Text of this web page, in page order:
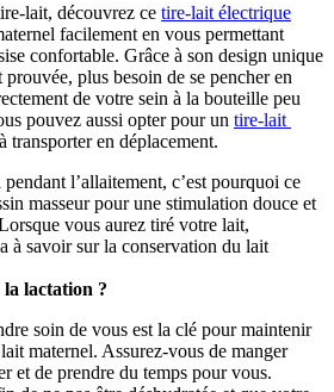
lait, découvrez ce tire-lait électrique
facilement en vous permettant
confortable. Grâce à son design unique
plus besoin de se pencher en
de votre sein à la bouteille peu
pouvez aussi opter pour un tire-lait
transporter en déplacement.
l’allaitement, c’est pourquoi ce
masseur pour une stimulation douce et
vous aurez tiré votre lait,
à savoir sur la conservation du lait
lactation ?
soin de vous est la clé pour maintenir
maternel. Assurez-vous de manger
et de prendre du temps pour vous.